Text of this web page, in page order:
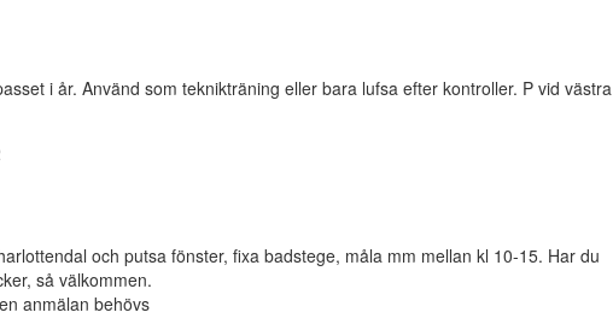
i år. Använd som teknikträning eller bara lufsa efter kontroller. P vid västra
och putsa fönster, fixa badstege, måla mm mellan kl 10-15. Har du
så välkommen.
anmälan behövs